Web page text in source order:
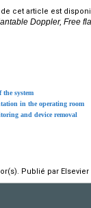
cet article est
Doppler, Free
the system
in the operating room
and device removal
Publié par Elsevier